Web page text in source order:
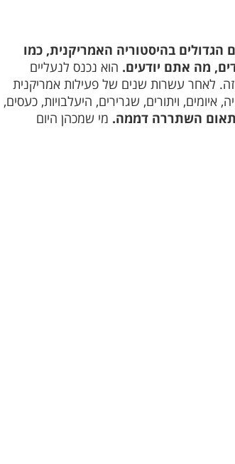
בהיסטוריה האמריקנית, כמו
מה אתם יודעים. הוא נכנס לנעליים
הזה. לאחר עשרות שנים של פעילות אמריקנית
איומים, ויתורים, שגרירים, היעלבויות, כעסים,
השתררה דממה. מי שמכהן היום